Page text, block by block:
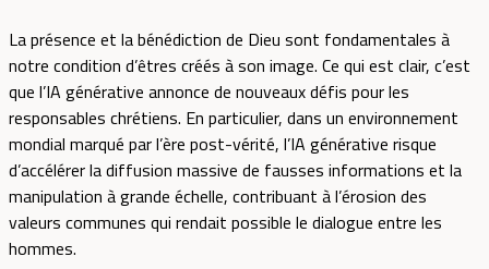
La présence et la bénédiction de Dieu sont fondamentales à
notre condition d’êtres créés à son image. Ce qui est clair, c’est
que l’IA générative annonce de nouveaux défis pour les
responsables chrétiens. En particulier, dans un environnement
mondial marqué par l’ère post-vérité, l’IA générative risque
d’accélérer la diffusion massive de fausses informations et la
manipulation à grande échelle, contribuant à l’érosion des
valeurs communes qui rendait possible le dialogue entre les
hommes.